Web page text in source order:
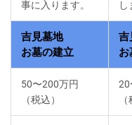
事に入ります。
し
吉見墓地
お墓の建立
吉
お
50〜200万円
（税込）
20